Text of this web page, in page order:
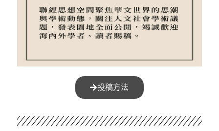
投稿方法